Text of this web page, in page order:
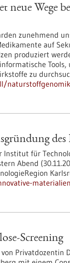
neue Wege
zunehmend
auf
produziert
Tools,
zu
Institut für
Abend
Screening
Privatdozentin